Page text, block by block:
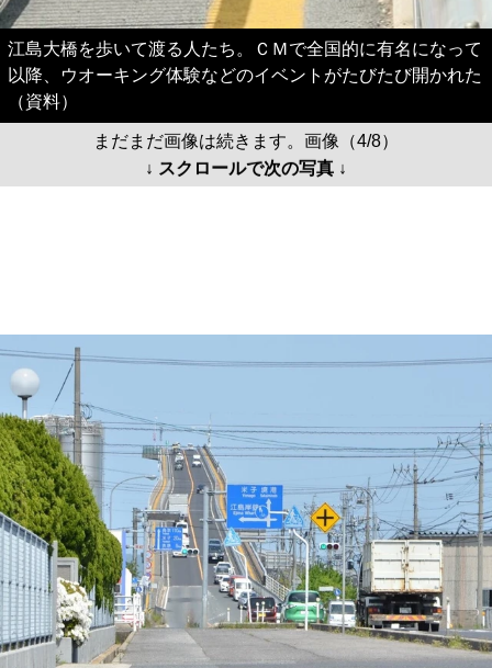
江島大橋を歩いて渡る人たち。ＣＭで全国的に有名になって
以降、ウオーキング体験などのイベントがたびたび開かれた
（資料）
まだまだ画像は続きます。画像（4/8）
↓ スクロールで次の写真 ↓